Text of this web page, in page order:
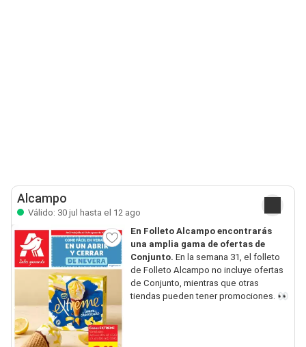
Alcampo
Válido: 30 jul hasta el 12 ago
En Folleto Alcampo encontrarás
una amplia gama de ofertas de
Conjunto. En la semana 31, el folleto
de Folleto Alcampo no incluye ofertas
de Conjunto, mientras que otras
tiendas pueden tener promociones. 👀